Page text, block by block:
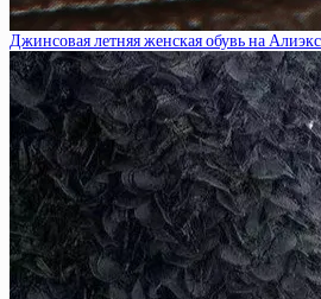
Джинсовая летняя женская обувь на